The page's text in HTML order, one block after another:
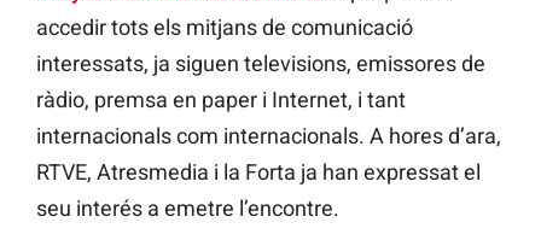
accedir tots els mitjans de comunicació
interessats, ja siguen televisions, emissores de
ràdio, premsa en paper i Internet, i tant
internacionals com internacionals. A hores d’ara,
RTVE, Atresmedia i la Forta ja han expressat el
seu interés a emetre l’encontre.